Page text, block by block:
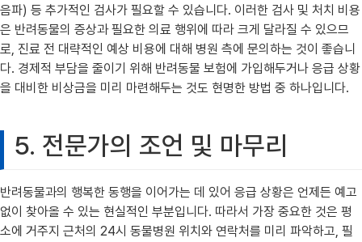
음파) 등 추가적인 검사가 필요할 수 있습니다. 이러한 검사 및 처치 비용
은 반려동물의 증상과 필요한 의료 행위에 따라 크게 달라질 수 있으므
로, 진료 전 대략적인 예상 비용에 대해 병원 측에 문의하는 것이 좋습니
다. 경제적 부담을 줄이기 위해 반려동물 보험에 가입해두거나 응급 상황
을 대비한 비상금을 미리 마련해두는 것도 현명한 방법 중 하나입니다.
5. 전문가의 조언 및 마무리
반려동물과의 행복한 동행을 이어가는 데 있어 응급 상황은 언제든 예고
없이 찾아올 수 있는 현실적인 부분입니다. 따라서 가장 중요한 것은 평
소에 거주지 근처의 24시 동물병원 위치와 연락처를 미리 파악하고, 필